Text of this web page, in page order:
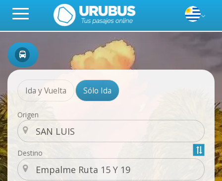
Ida y Vuelta Sólo Ida
Origen
Destino